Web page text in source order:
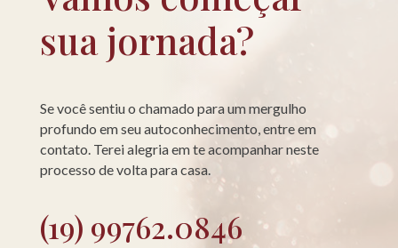
sua jornada?
Se você sentiu o chamado para um mergulho
profundo em seu autoconhecimento, entre em
contato. Terei alegria em te acompanhar neste
processo de volta para casa.
(19) 99762.0846